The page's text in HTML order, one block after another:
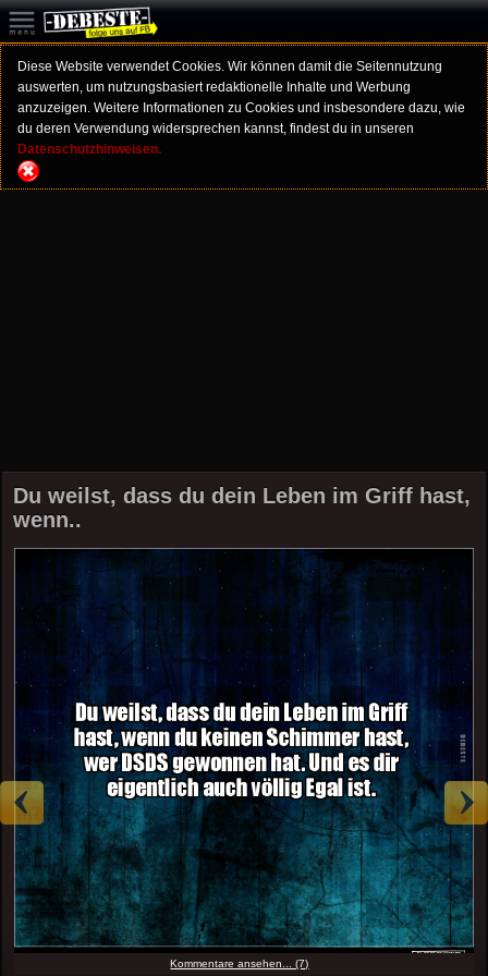
Diese Website verwendet Cookies. Wir können damit die Seitennutzung
auswerten, um nutzungsbasiert redaktionelle Inhalte und Werbung
anzuzeigen. Weitere Informationen zu Cookies und insbesondere dazu, wie
du deren Verwendung widersprechen kannst, findest du in unseren
Datenschutzhinweisen.
Du weilst, dass du dein Leben im Griff hast,
wenn..
Kommentare ansehen... (7)